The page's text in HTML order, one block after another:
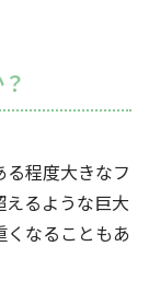
程度大きなフ
るような巨大
なることもあ